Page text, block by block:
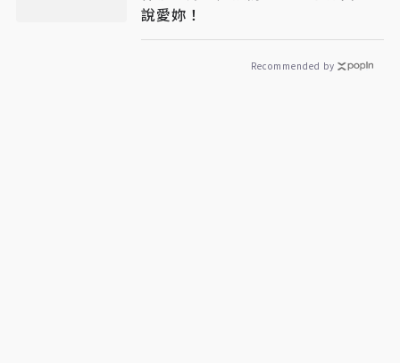
說愛妳！
Recommended by